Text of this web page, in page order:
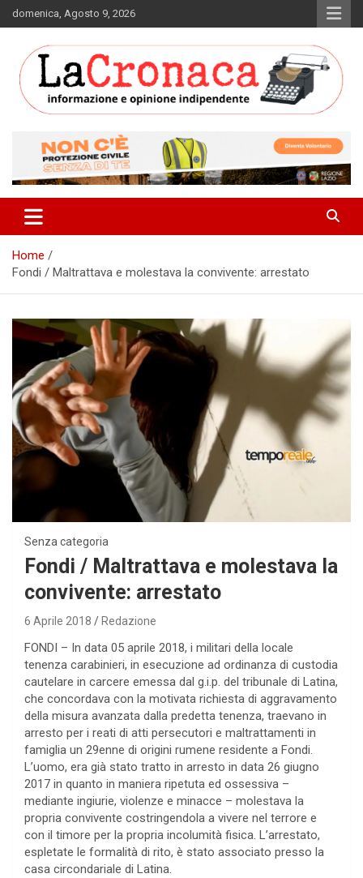
Skip
to
domenica, Agosto 9, 2026
La Cronaca Quotidiano
Home
Fondi / Maltrattava e molestava la convivente: arrestato
Senza categoria
Fondi / Maltrattava e molestava la
convivente: arrestato
6 Aprile 2018 Redazione
FONDI – In data 05 aprile 2018, i militari della locale
tenenza carabinieri, in esecuzione ad ordinanza di custodia
cautelare in carcere emessa dal g.i.p. del tribunale di Latina,
che concordava con la motivata richiesta di aggravamento
della misura avanzata dalla predetta tenenza, traevano in
arresto per i reati di atti persecutori e maltrattamenti in
famiglia un 29enne di origini rumene residente a Fondi.
L’uomo, era già stato tratto in arresto in data 26 giugno
2017 in quanto in maniera ripetuta ed ossessiva –
mediante ingiurie, violenze e minacce – molestava la
propria convivente costringendola a vivere nel terrore e
con il timore per la propria incolumità fisica. L’arrestato,
espletate le formalità di rito, è stato associato presso la
casa circondariale di Latina.